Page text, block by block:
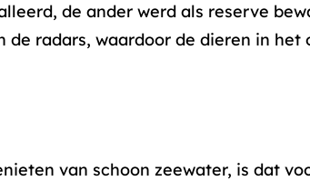
de ander werd als reserve
radars, waardoor de dieren in
van schoon zeewater, is dat